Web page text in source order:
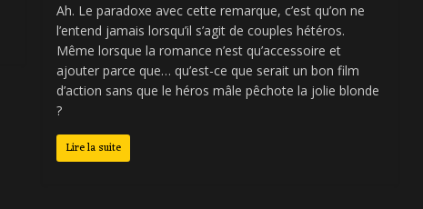
Ah. Le paradoxe avec cette remarque, c’est qu’on ne
l’entend jamais lorsqu’il s’agit de couples hétéros.
Même lorsque la romance n’est qu’accessoire et
ajouter parce que… qu’est-ce que serait un bon film
d’action sans que le héros mâle pêchote la jolie blonde
?
Lire la suite